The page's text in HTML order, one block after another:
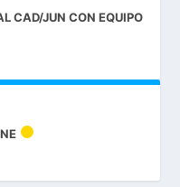
CAD/JUN CON EQUIPO